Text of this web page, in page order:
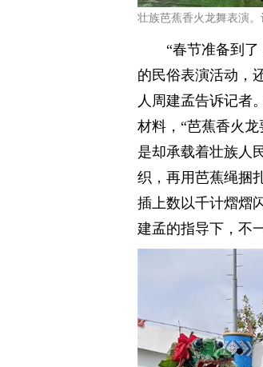
壮族芭蕉香火龙舞表演
“春节准备到
的民俗表演活动，
人周建孟告诉记者
材料，“芭蕉香火
是却承载着壮族人
织，再用芭蕉绳捆
插上数以千计熠熠
建孟的指导下，不